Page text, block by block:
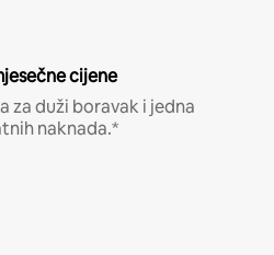
cijene
za duži boravak i jedna
naknada.*